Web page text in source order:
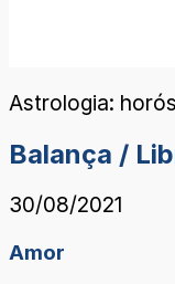
Astrologia:
Balança /
30/08/2021
Amor